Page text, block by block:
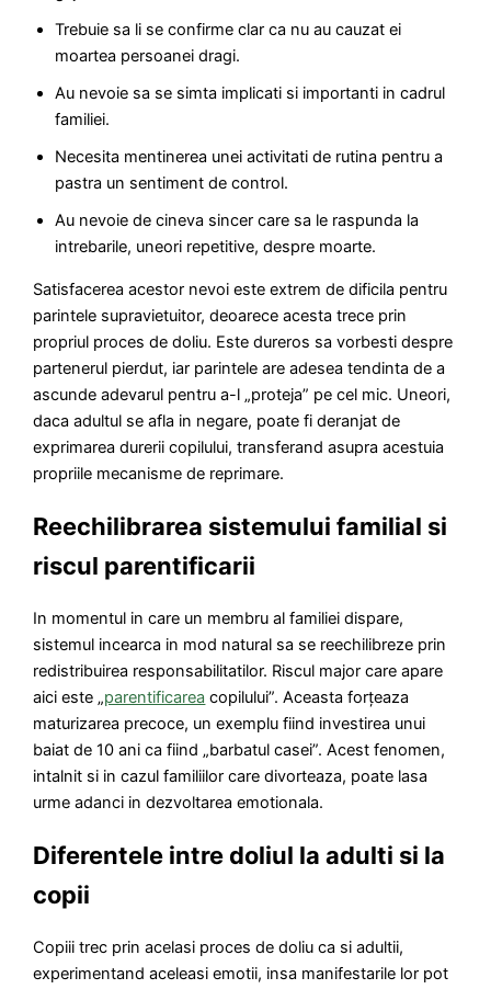
Trebuie sa li se confirme clar ca nu au cauzat ei
moartea persoanei dragi.
Au nevoie sa se simta implicati si importanti in cadrul
familiei.
Necesita mentinerea unei activitati de rutina pentru a
pastra un sentiment de control.
Au nevoie de cineva sincer care sa le raspunda la
intrebarile, uneori repetitive, despre moarte.
Satisfacerea acestor nevoi este extrem de dificila pentru
parintele supravietuitor, deoarece acesta trece prin
propriul proces de doliu. Este dureros sa vorbesti despre
partenerul pierdut, iar parintele are adesea tendinta de a
ascunde adevarul pentru a-l „proteja” pe cel mic. Uneori,
daca adultul se afla in negare, poate fi deranjat de
exprimarea durerii copilului, transferand asupra acestuia
propriile mecanisme de reprimare.
Reechilibrarea sistemului familial si
riscul parentificarii
In momentul in care un membru al familiei dispare,
sistemul incearca in mod natural sa se reechilibreze prin
redistribuirea responsabilitatilor. Riscul major care apare
aici este „parentificarea copilului”. Aceasta forțeaza
maturizarea precoce, un exemplu fiind investirea unui
baiat de 10 ani ca fiind „barbatul casei”. Acest fenomen,
intalnit si in cazul familiilor care divorteaza, poate lasa
urme adanci in dezvoltarea emotionala.
Diferentele intre doliul la adulti si la
copii
Copiii trec prin acelasi proces de doliu ca si adultii,
experimentand aceleasi emotii, insa manifestarile lor pot